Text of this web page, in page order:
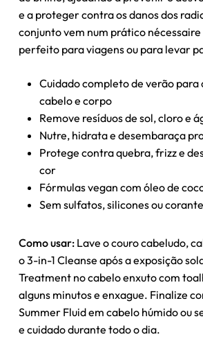
Nenhum produto no
Go To Shop
e a proteger contra os danos dos
conjunto vem num prático
perfeito para viagens ou para levar
Cuidado completo de verão para
cabelo e corpo
Remove resíduos de sol, cloro e
Nutre, hidrata e desembaraça
Protege contra quebra, frizz e
cor
Fórmulas vegan com óleo de
Sem sulfatos, silicones ou
Como usar:Lave o couro cabeludo,
o 3-in-1 Cleanse após a exposição
Treatment no cabelo enxuto com
alguns minutos e enxague. Finalize
Summer Fluid em cabelo húmido ou
e cuidado durante todo o dia.